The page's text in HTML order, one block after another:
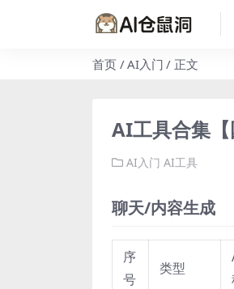
首页 AI入门 正文
AI工具合集【
AI入门 AI工具
聊天/内容生成
序
号
类型